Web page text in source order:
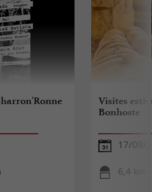
Visites
Bonhoste
17/09/
6,4 km